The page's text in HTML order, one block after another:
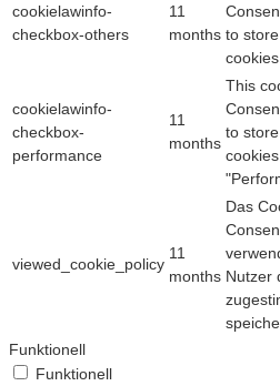
cookielawinfo-
checkbox-others
11
months to
cookielawinfo-
checkbox-
performance
11
months
This
to
viewed_cookie_policy
11
months
Das
Nutzer
Funktionell
Funktionell